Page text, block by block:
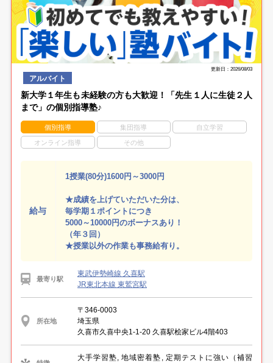
更新日：2026/08/03
アルバイト
新大学１年生も未経験の方も大歓迎！「先生１人に生徒２人
まで」の個別指導塾♪
個別指導 集団指導 自立学習
オンライン指導 その他
給与
1授業(80分)1600円～3000円
★成績を上げていただいた分は、
毎学期１ポイントにつき
5000～10000円のボーナスあり！
（年３回）
★授業以外の作業も事務給有り。
最寄り駅
東武伊勢崎線 久喜駅
JR東北本線 東鷲宮駅
所在地
〒346-0003
埼玉県
久喜市久喜中央1-1-20 久喜駅桧家ビル4階403
大手学習塾, 地域密着塾, 定期テストに強い（補習